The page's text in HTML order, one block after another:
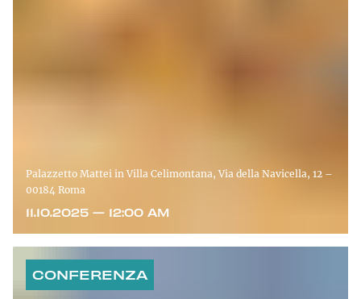
Palazzetto Mattei in Villa Celimontana, Via della Navicella, 12 –
00184 Roma
11.10.2025 — 12:00 AM
CONFERENZA